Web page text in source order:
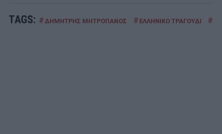
TAGS: # ΔΗΜΗΤΡΗΣ ΜΗΤΡΟΠΑΝΟΣ # ΕΛΛΗΝΙΚΟ ΤΡΑΓΟΥΔΙ #